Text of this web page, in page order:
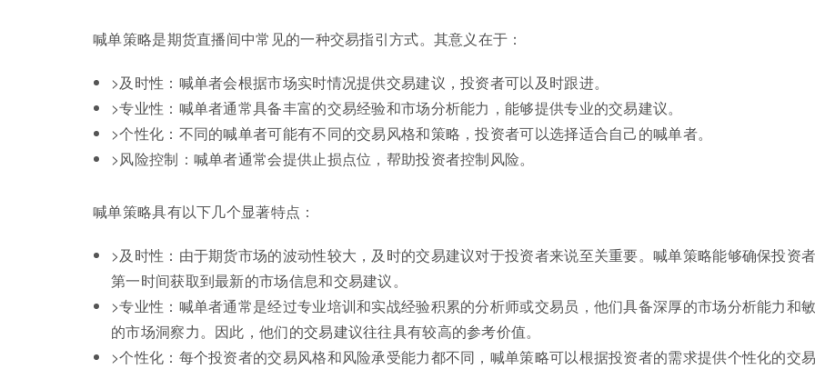
喊单策略是期货直播间中常见的一种交易指引方式。其意义在于：
>及时性：喊单者会根据市场实时情况提供交易建议，投资者可以及时跟进。
>专业性：喊单者通常具备丰富的交易经验和市场分析能力，能够提供专业的交易建议。
>个性化：不同的喊单者可能有不同的交易风格和策略，投资者可以选择适合自己的喊单者。
>风险控制：喊单者通常会提供止损点位，帮助投资者控制风险。
喊单策略具有以下几个显著特点：
>及时性：由于期货市场的波动性较大，及时的交易建议对于投资者来说至关重要。喊单策略能够确保投资
第一时间获取到最新的市场信息和交易建议。
>专业性：喊单者通常是经过专业培训和实战经验积累的分析师或交易员，他们具备深厚的市场分析能力和
的市场洞察力。因此，他们的交易建议往往具有较高的参考价值。
>个性化：每个投资者的交易风格和风险承受能力都不同，喊单策略可以根据投资者的需求提供个性化的交